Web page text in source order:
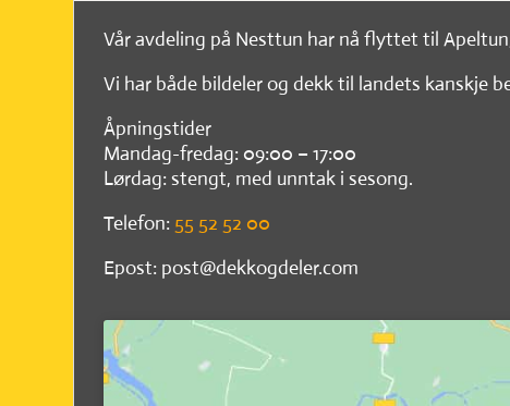
Vår avdeling på Nesttun har nå flyttet til
Vi har både bildeler og dekk til landets kanskje
Åpningstider
Mandag-fredag: 09:00 – 17:00
Lørdag: stengt, med unntak i sesong.
Telefon: 55 52 52 00
Epost: post@dekkogdeler.com